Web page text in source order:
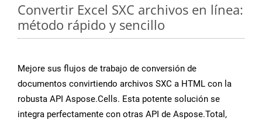
Convertir Excel SXC archivos en línea:
método rápido y sencillo
Mejore sus flujos de trabajo de conversión de
documentos convirtiendo archivos SXC a HTML con la
robusta API Aspose.Cells. Esta potente solución se
integra perfectamente con otras API de Aspose.Total,